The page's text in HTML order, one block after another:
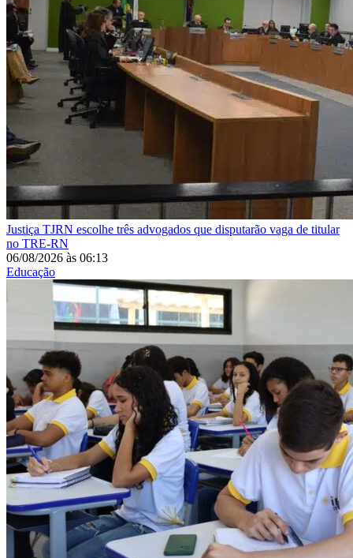
Justiça TJRN escolhe três advogados que disputarão vaga de titular
no TRE-RN
06/08/2026 às 06:13
Educação